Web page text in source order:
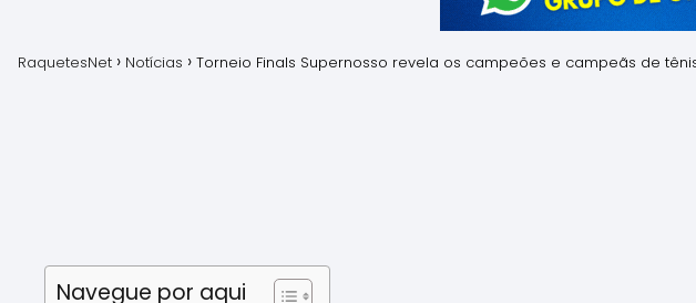
RaquetesNet Notícias Torneio Finals Supernosso revela os campeões e campeãs de
Navegue por aqui